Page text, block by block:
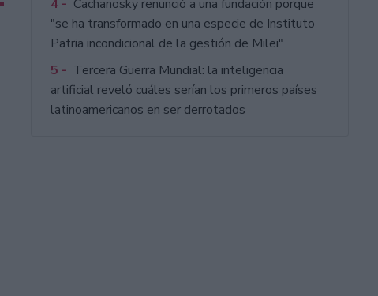
4 - Cachanosky renunció a una fundación porque
"se ha transformado en una especie de Instituto
Patria incondicional de la gestión de Milei"
5 - Tercera Guerra Mundial: la inteligencia
artificial reveló cuáles serían los primeros países
latinoamericanos en ser derrotados